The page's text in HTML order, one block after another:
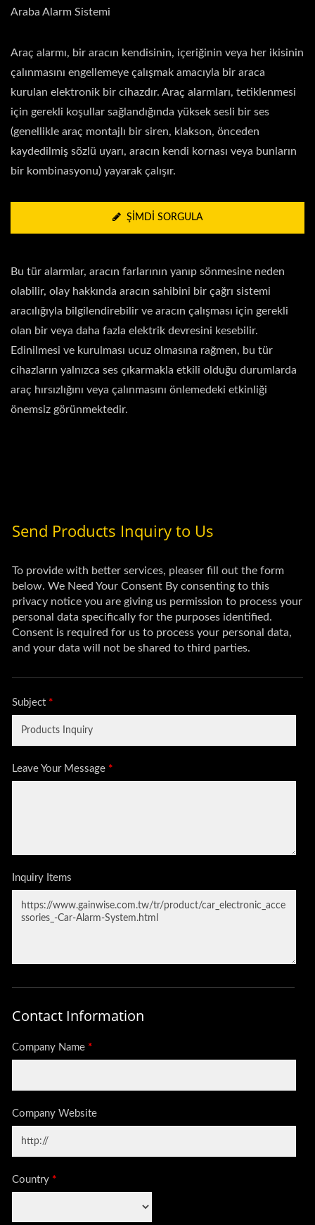
Araba Alarm Sistemi
Araç alarmı, bir aracın kendisinin, içeriğinin veya her ikisinin
çalınmasını engellemeye çalışmak amacıyla bir araca
kurulan elektronik bir cihazdır. Araç alarmları, tetiklenmesi
için gerekli koşullar sağlandığında yüksek sesli bir ses
(genellikle araç montajlı bir siren, klakson, önceden
kaydedilmiş sözlü uyarı, aracın kendi kornası veya bunların
bir kombinasyonu) yayarak çalışır.
ŞIMDI SORGULA
Bu tür alarmlar, aracın farlarının yanıp sönmesine neden
olabilir, olay hakkında aracın sahibini bir çağrı sistemi
aracılığıyla bilgilendirebilir ve aracın çalışması için gerekli
olan bir veya daha fazla elektrik devresini kesebilir.
Edinilmesi ve kurulması ucuz olmasına rağmen, bu tür
cihazların yalnızca ses çıkarmakla etkili olduğu durumlarda
araç hırsızlığını veya çalınmasını önlemedeki etkinliği
önemsiz görünmektedir.